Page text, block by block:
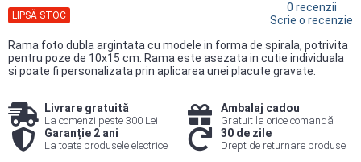
LIPSĂ STOC
0 recenzii
Scrie o recenzie
Rama foto dubla argintata cu modele in forma de spirala, potrivita
pentru poze de 10x15 cm. Rama este asezata in cutie individuala
si poate fi personalizata prin aplicarea unei placute gravate.
Livrare gratuită
La comenzi peste 300 Lei
Ambalaj cadou
Gratuit la orice comandă
Garanție 2 ani
La toate produsele electrice
30 de zile
Drept de returnare produse